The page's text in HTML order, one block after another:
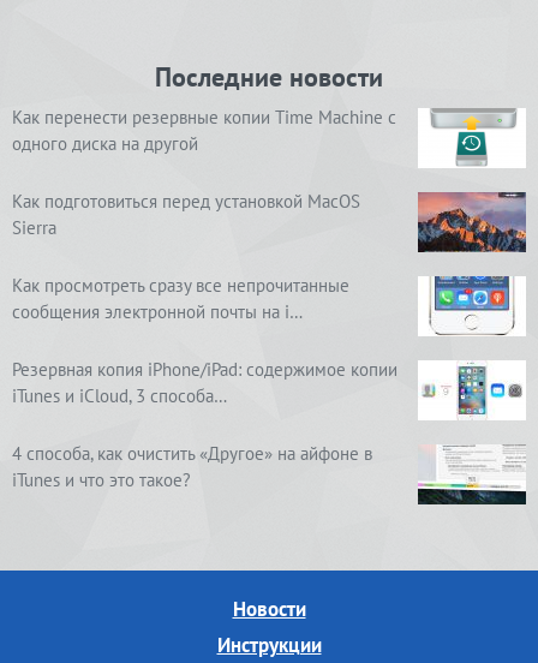
Последние новости
Как перенести резервные копии Time Machine с
одного диска на другой
Как подготовиться перед установкой MacOS
Sierra
Как просмотреть сразу все непрочитанные
сообщения электронной почты на i…
Резервная копия iPhone/iPad: содержимое копии
iTunes и iCloud, 3 способа…
4 способа, как очистить «Другое» на айфоне в
iTunes и что это такое?
Новости
Инструкции